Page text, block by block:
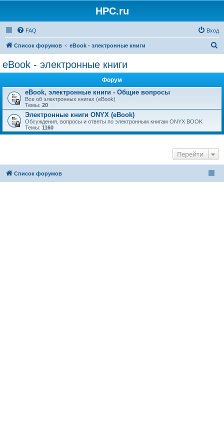
HPC.ru
FAQ Вход
Список форумов eBook - электронные книги
eBook - электронные книги
Форум
eBook, электронные книги - Общие вопросы
Все об электронных книгах (eBook)
Темы: 20
Электронные книги ONYX (eBook)
Обсуждения, вопросы и ответы по электронным книгам ONYX BOOK
Темы: 1160
Перейти
Список форумов